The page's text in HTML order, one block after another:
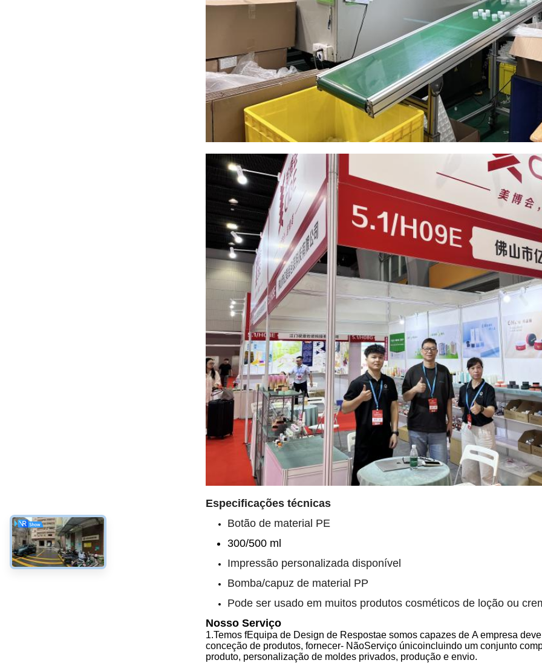
Especificações técnicas
Botão de material PE
300/500 ml
Impressão personalizada disponível
Bomba/capuz de material PP
Pode ser usado em muitos produtos cosméticos de loção ou
Nosso Serviço
1.Temos fEquipa de Design de Respostae somos capazes de A empresa
conceção de produtos, fornecer- NãoServiço únicoincluindo um conjunto
produto, personalização de moldes privados, produção e envio.